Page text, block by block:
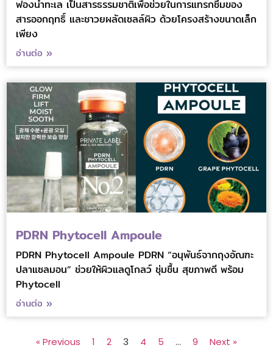
ฟองน้ำทะเล เป็นสารธรรมชาติเพื่อช่วยในการแทรกซึมของ
สารออกฤทธิ์ และชาวยผลัดเซลล์ผิว ด้วยโครงสร้างขนาดเล็ก
เพียง
อ่านต่อ »
PDRN Phytocell Ampoule
PDRN Phytocell Ampoule PDRN “อนุพันธ์จากถุงอัณฑะ
ปลาแซลมอน” ช่วยให้ผิวแลดูโกลว์ ชุ่มชื้น สุขภาพดี พร้อม
Phytocell
อ่านต่อ »
« Previous 1 2 3 4 5 … 9 Next »